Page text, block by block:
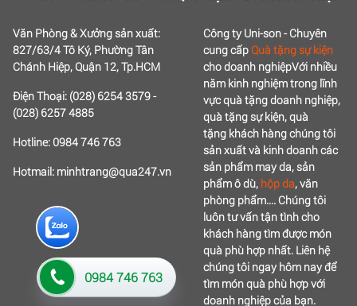
Văn Phòng & Xưởng sản xuất:
827/63/4 Tô Ký, Phường Tân
Chánh Hiệp, Quận 12, Tp.HCM
Điện Thoại: (028) 6254 3579 -
(028) 6257 4885
Hotline: 0984 746 763
Hotmail: minhtrang@qua247.vn
Công ty Uni-son - Chuyên
cung cấp Quà tặng sự kiện
cho doanh nghiệpVới nhiều
năm kinh nghiệm trong lĩnh
vực quà tặng doanh nghiệp,
quà tặng sự kiện, quà
tặng khách hàng chúng tôi
sản xuất và kinh doanh các
sản phẩm may da, sản
phẩm ô dù, hộp da, văn
phòng phẩm.... Chúng tôi
luôn tư vấn tận tình cho
khách hàng tìm được món
quà phù hợp nhất. Liên hệ
chúng tôi ngay hôm nay để
tìm món quà phù hợp với
doanh nghiệp của bạn.
0984 746 763